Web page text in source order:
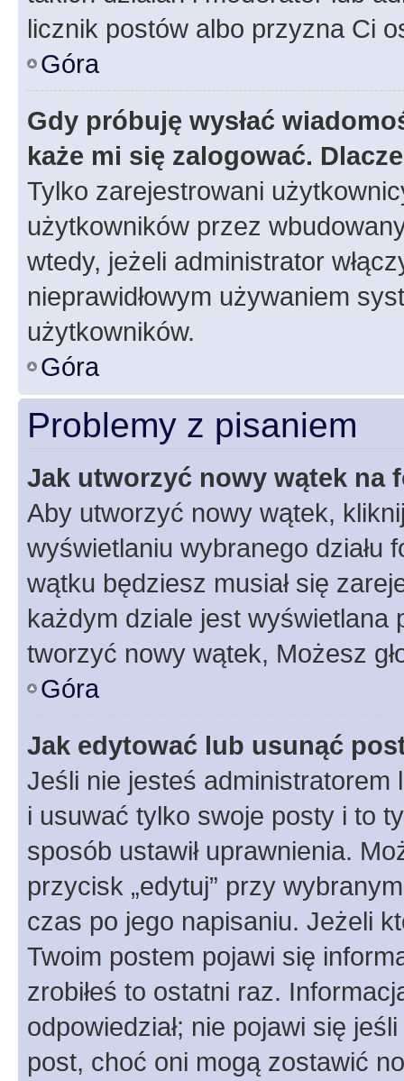
licznik postów albo przyzna Ci
Góra
Gdy próbuję wysłać
każe mi się zalogować.
Tylko zarejestrowani
użytkowników przez
wtedy, jeżeli administrator
nieprawidłowym używaniem
użytkowników.
Góra
Problemy z pisaniem
Jak utworzyć nowy wątek na
Aby utworzyć nowy wątek,
wyświetlaniu wybranego działu
wątku będziesz musiał się
każdym dziale jest wyświetlana
tworzyć nowy wątek, Możesz
Góra
Jak edytować lub usunąć
Jeśli nie jesteś
i usuwać tylko swoje posty i to
sposób ustawił uprawnienia.
przycisk „edytuj” przy
czas po jego napisaniu. Jeżeli
Twoim postem pojawi się
zrobiłeś to ostatni raz.
odpowiedział; nie pojawi się
post, choć oni mogą zostawić